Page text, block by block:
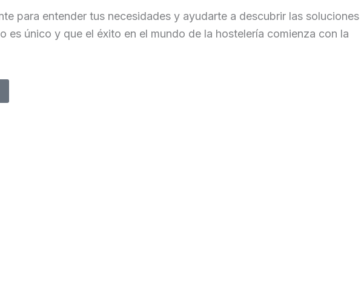
para entender tus necesidades y ayudarte a descubrir las soluciones
único y que el éxito en el mundo de la hostelería comienza con la